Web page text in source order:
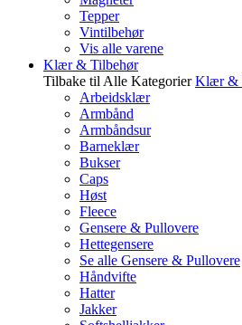
Tepper
Vintilbehør
Vis alle varene
Klær & Tilbehør
Tilbake til Alle Kategorier Klær &
Arbeidsklær
Armbånd
Armbåndsur
Barneklær
Bukser
Caps
Høst
Fleece
Gensere & Pullovere
Hettegensere
Se alle Gensere & Pullovere
Håndvifte
Hatter
Jakker